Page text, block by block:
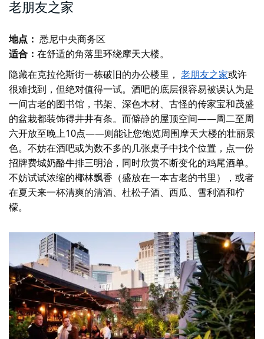
老朋友之家
地点： 悉尼中央商务区
适合： 在舒适的角落里环绕摩天大楼。
隐藏在克拉伦斯街一栋破旧的办公楼里， 老朋友之家或许
很难找到，但绝对值得一试。酒吧的底层很容易被误认为是
一间古老的图书馆，书架、深色木材、古怪的传家宝和茂盛
的盆栽都装饰得井井有条。而僻静的屋顶空间——周二至周
六开放至晚上10点——则能让您饱览周围摩天大楼的壮丽景
色。不妨在酒吧或为数不多的几张桌子中找个位置，点一份
招牌费城奶酪牛排三明治，同时欣赏不断变化的鸡尾酒单。
不妨试试浓缩的椰林飘香（盛放在一本古老的书里），或者
在夏天来一杯清爽的清酒、杜松子酒、西瓜、雪利酒和柠
檬。